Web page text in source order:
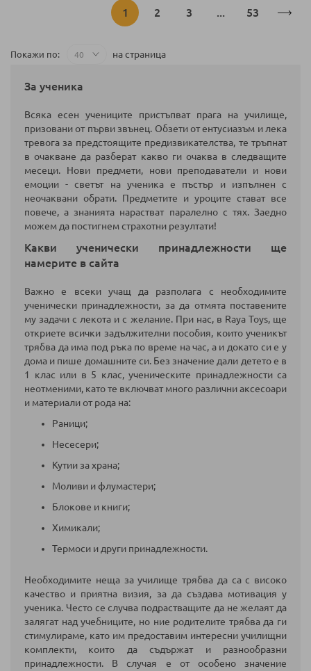
В
1 Страница
2 Страница
3 ... Страница
53
Покажи по на страница
За ученика
Всяка есен учениците пристъпват прага на училище,
призовани от първи звънец. Обзети от ентусиазъм и лека
тревога за предстоящите предизвикателства, те тръпнат
в очакване да разберат какво ги очаква в следващите
месеци. Нови предмети, нови преподаватели и нови
емоции - светът на ученика е пъстър и изпълнен с
неочаквани обрати. Предметите и уроците стават все
повече, а знанията нарастват паралелно с тях. Заедно
можем да постигнем страхотни резултати!
Какви ученически принадлежности ще
намерите в сайта
Важно е всеки учащ да разполага с необходимите
ученически принадлежности, за да отмята поставените
му задачи с лекота и с желание. При нас, в Raya Toys, ще
откриете всички задължителни пособия, които ученикът
трябва да има под ръка по време на час, а и докато си е у
дома и пише домашните си. Без значение дали детето е в
1 клас или в 5 клас, ученическите принадлежности са
неотменими, като те включват много различни аксесоари
и материали от рода на:
Раници;
Несесери;
Кутии за храна;
Моливи и флумастери;
Блокове и книги;
Химикали;
Термоси и други принадлежности.
Необходимите неща за училище трябва да са с високо
качество и приятна визия, за да създава мотивация у
ученика. Често се случва подрастващите да не желаят да
залягат над учебниците, но ние родителите трябва да ги
стимулираме, като им предоставим интересни училищни
комплекти, които да съдържат и разнообразни
принадлежности. В случая е от особено значение